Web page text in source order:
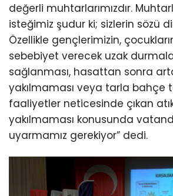
değerli muhtarlarımızdır.
isteğimiz şudur ki; sizlerin sözü
Özellikle gençlerimizin,
sebebiyet verecek uzak
sağlanması, hasattan sonra
yakılmaması veya tarla bahçe
faaliyetler neticesinde çıkan
yakılmaması konusunda
uyarmamız gerekiyor” dedi.